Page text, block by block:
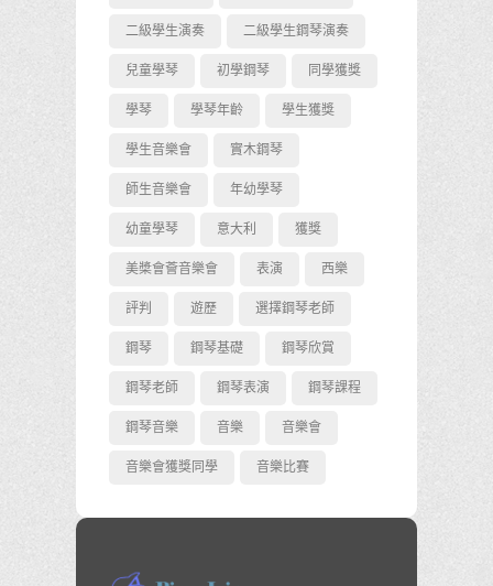
二級學生演奏 二級學生鋼琴演奏
兒童學琴 初學鋼琴 同學獲獎
學琴 學琴年齡 學生獲獎
學生音樂會 實木鋼琴
師生音樂會 年幼學琴
幼童學琴 意大利 獲獎
美槳會薈音樂會 表演 西樂
評判 遊歷 選擇鋼琴老師
鋼琴 鋼琴基礎 鋼琴欣賞
鋼琴老師 鋼琴表演 鋼琴課程
鋼琴音樂 音樂 音樂會
音樂會獲獎同學 音樂比賽